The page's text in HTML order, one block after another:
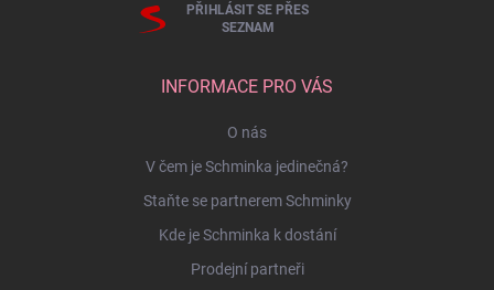
PŘIHLÁSIT SE PŘES
SEZNAM
INFORMACE PRO VÁS
O nás
V čem je Schminka jedinečná?
Staňte se partnerem Schminky
Kde je Schminka k dostání
Prodejní partneři